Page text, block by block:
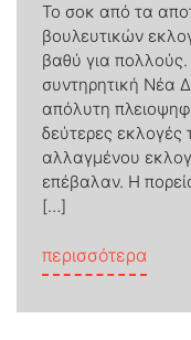
Το σοκ από τα
βουλευτικών
βαθύ για
συντηρητική Νέα
απόλυτη
δεύτερες εκλογές
αλλαγμένου
επέβαλαν. Η
[…]
περισσότερα